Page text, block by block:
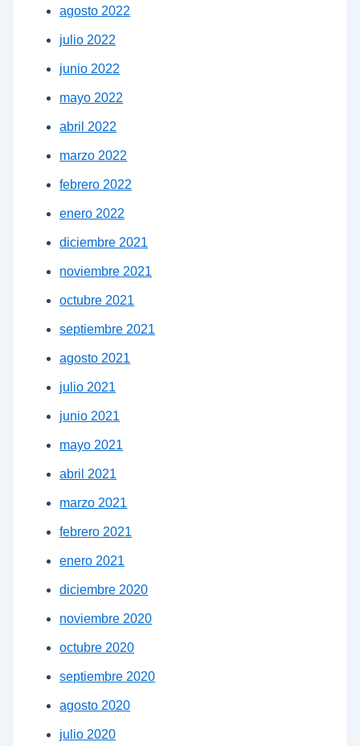
agosto 2022
julio 2022
junio 2022
mayo 2022
abril 2022
marzo 2022
febrero 2022
enero 2022
diciembre 2021
noviembre 2021
octubre 2021
septiembre 2021
agosto 2021
julio 2021
junio 2021
mayo 2021
abril 2021
marzo 2021
febrero 2021
enero 2021
diciembre 2020
noviembre 2020
octubre 2020
septiembre 2020
agosto 2020
julio 2020